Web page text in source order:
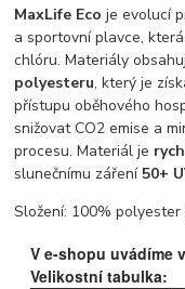
MaxLife Eco je evolucí
a sportovní plavce,
chlóru. Materiály
polyesteru, který je
přístupu oběhového
snižovat CO2 emise a
procesu. Materiál je
slunečnímu záření 50+
Složení: 100%
V e-shopu uvádíme
Velikostní tabulka: